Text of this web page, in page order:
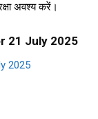
अवश्य करें।
21 July 2025